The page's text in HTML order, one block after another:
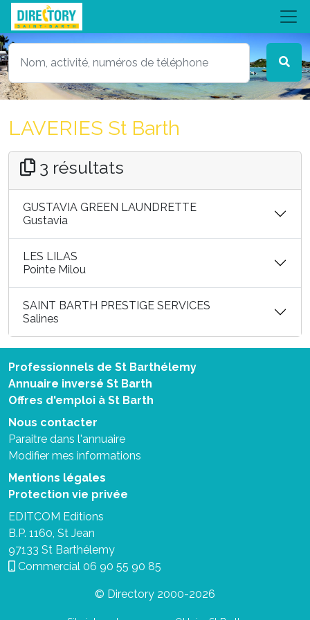
LAVERIES St Barth
3 résultats
GUSTAVIA GREEN LAUNDRETTE
Gustavia
LES LILAS
Pointe Milou
SAINT BARTH PRESTIGE SERVICES
Salines
Professionnels de St Barthélemy
Annuaire inversé St Barth
Offres d'emploi à St Barth
Nous contacter
Paraitre dans l'annuaire
Modifier mes informations
Mentions légales
Protection vie privée
EDITCOM Editions
B.P. 1160, St Jean
97133 St Barthélemy
Commercial 06 90 55 90 85
© Directory 2000-2026